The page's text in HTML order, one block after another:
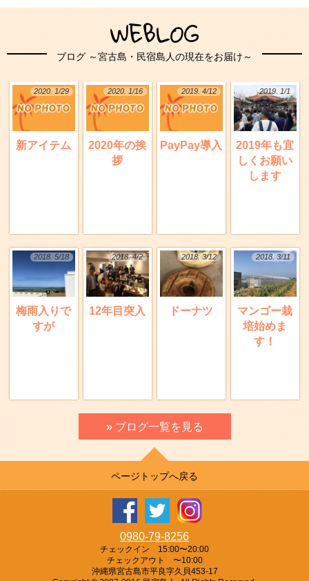
WEBLOG
ブログ ～宮古島・民宿島人の現在をお届け～
2020. 1/29
新アイテム
2020. 1/16
2020年の挨
拶
2019. 4/12
PayPay導入
2019. 1/1
2019年も宜
しくお願い
します
2018. 5/18
梅雨入りで
すが
2018. 4/2
12年目突入
2018. 3/12
ドーナツ
2018. 3/11
マンゴー栽
培始めま
す！
» ブログ一覧を見る
ページトップへ戻る
0980-79-8256
チェックイン 15:00〜20:00
チェックアウト 〜10:00
沖縄県宮古島市平良字久貝453-17